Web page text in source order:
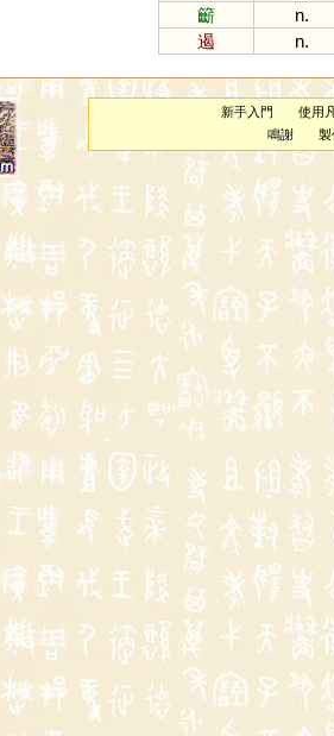
籪
n.
遏
n.
新手入門 使用
鳴謝
製